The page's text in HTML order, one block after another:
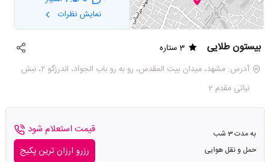
نمایش نظرات
بیستون طلایی
3 ستاره
آدرس: مشهد، میدان بیت المقدس، رو به رو باب الجواد، اندرزگو ۲، نبش
نباتی مقدم 2
به مدت 3 شب
حمل و نقل هوایی
قیمت استعلام شود
رزرو ارزان ترین پکیج